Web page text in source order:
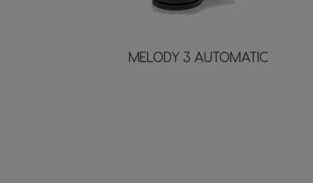
MELODY 3 AUTOMATIC